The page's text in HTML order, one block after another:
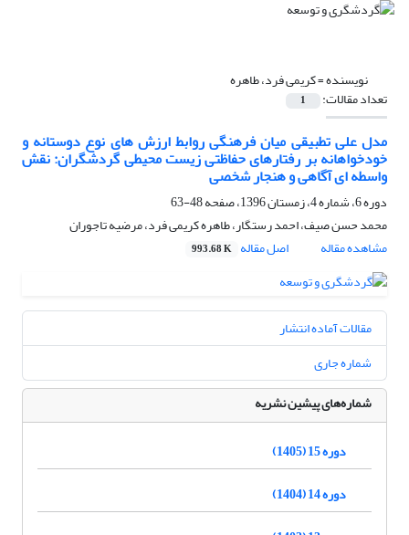
نویسنده =کریمی فرد، طاهره
تعداد مقالات: 1
مدل علی تطبیقی میان فرهنگی روابط ارزش های نوع دوستانه و
خودخواهانه بر رفتارهای حفاظتی زیست محیطی گردشگران: نقش
واسطه ای آگاهی و هنجار شخصی
دوره 6، شماره 4، زمستان 1396، صفحه
48-63
محمد حسن صیف، احمد رستگار، طاهره کریمی فرد، مرضیه تاجوران
مشاهده مقاله
اصل مقاله 993.68 K
مقالات آماده انتشار
شماره جاری
شماره‌های پیشین نشریه
دوره 15 (1405)
دوره 14 (1404)